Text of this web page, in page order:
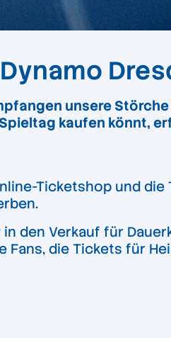
unsere
kaufen könnt,
Ticketshop und
in den Verkauf für
die Tickets für